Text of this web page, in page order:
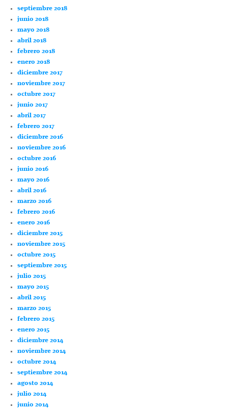
septiembre 2018
junio 2018
mayo 2018
abril 2018
febrero 2018
enero 2018
diciembre 2017
noviembre 2017
octubre 2017
junio 2017
abril 2017
febrero 2017
diciembre 2016
noviembre 2016
octubre 2016
junio 2016
mayo 2016
abril 2016
marzo 2016
febrero 2016
enero 2016
diciembre 2015
noviembre 2015
octubre 2015
septiembre 2015
julio 2015
mayo 2015
abril 2015
marzo 2015
febrero 2015
enero 2015
diciembre 2014
noviembre 2014
octubre 2014
septiembre 2014
agosto 2014
julio 2014
junio 2014